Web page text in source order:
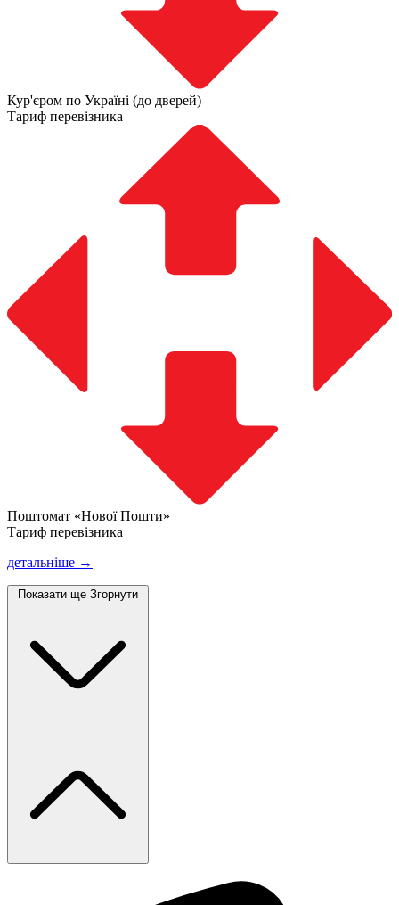
Кур'єром по Україні (до дверей)
Тариф перевізника
Поштомат «Нової Пошти»
Тариф перевізника
детальніше →
Показати ще Згорнути